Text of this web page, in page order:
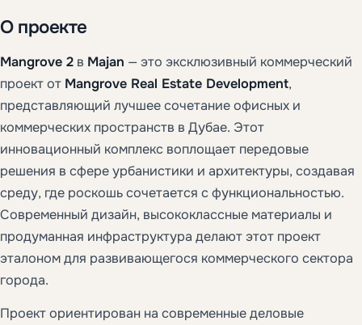
О проекте
Mangrove 2 в Majan — это эксклюзивный коммерческий
проект от Mangrove Real Estate Development,
представляющий лучшее сочетание офисных и
коммерческих пространств в Дубае. Этот
инновационный комплекс воплощает передовые
решения в сфере урбанистики и архитектуры, создавая
среду, где роскошь сочетается с функциональностью.
Современный дизайн, высококлассные материалы и
продуманная инфраструктура делают этот проект
эталоном для развивающегося коммерческого сектора
города.
Проект ориентирован на современные деловые